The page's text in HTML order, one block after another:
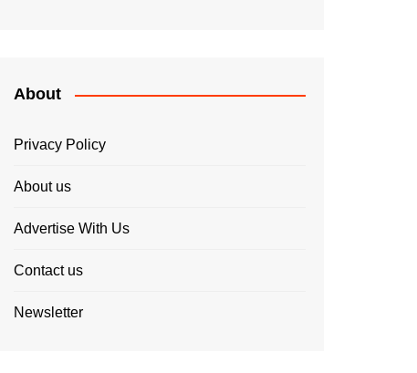
About
Privacy Policy
About us
Advertise With Us
Contact us
Newsletter